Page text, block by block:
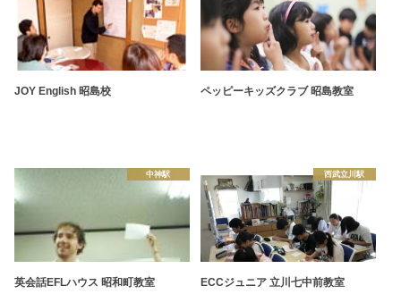
JOY English 昭島校 ペッピーキッズクラブ 昭島教室
中神駅
英会話EFLハウス 昭和町教室
西武立川駅
ECCジュニア 立川七中前教室